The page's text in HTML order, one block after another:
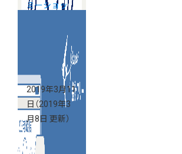
ミーショッ
2019年3月11
日 （2019年3
月8日 更新）